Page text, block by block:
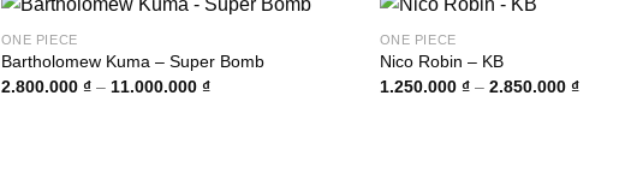
ONE PIECE
Bartholomew Kuma – Super Bomb
2.800.000 ₫ – 11.000.000 ₫Khoảng
ONE PIECE
Nico Robin – KB
1.250.000 ₫ – 2.850.000 ₫Khoảng